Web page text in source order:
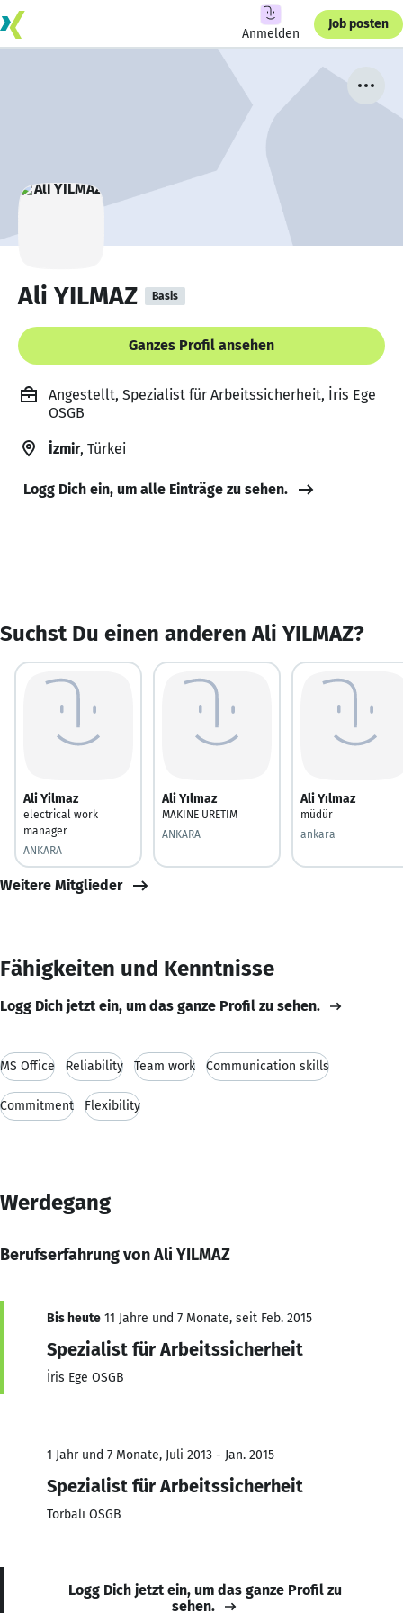
Anmelden
Job posten
Ali YILMAZ Basis
Ganzes Profil ansehen
Angestellt, Spezialist für Arbeitssicherheit, İris Ege
OSGB
İzmir, Türkei
Logg Dich ein, um alle Einträge zu sehen.
Suchst Du einen anderen Ali YILMAZ?
Ali Yilmaz
electrical work
manager
ANKARA
Ali Yılmaz
MAKINE URETIM
ANKARA
Ali Yılmaz
müdür
ankara
Weitere Mitglieder
Fähigkeiten und Kenntnisse
Logg Dich jetzt ein, um das ganze Profil zu sehen.
MS Office Reliability Team work Communication skills
Commitment Flexibility
Werdegang
Berufserfahrung von Ali YILMAZ
Bis heute 11 Jahre und 7 Monate, seit Feb. 2015
Spezialist für Arbeitssicherheit
İris Ege OSGB
1 Jahr und 7 Monate, Juli 2013 - Jan. 2015
Spezialist für Arbeitssicherheit
Torbalı OSGB
Logg Dich jetzt ein, um das ganze Profil zu
sehen.